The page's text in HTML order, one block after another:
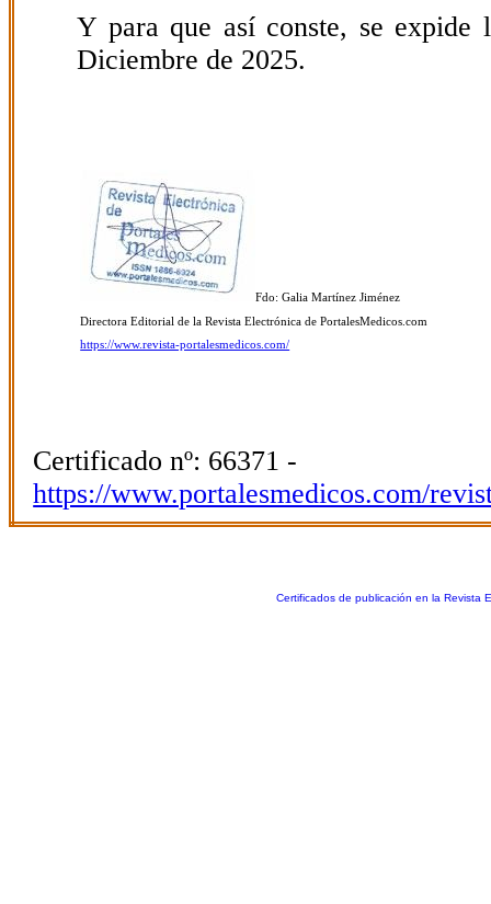
Y para que así conste, se
Diciembre de 2025.
Fdo: Galia Martínez Jiménez
Directora Editorial de la Revista Electrónica de PortalesMedicos.com
https://www.revista-portalesmedicos.com/
Certificado nº: 66371 -
https://www.portalesmedicos.com/
Certificados de publicación en la Revista